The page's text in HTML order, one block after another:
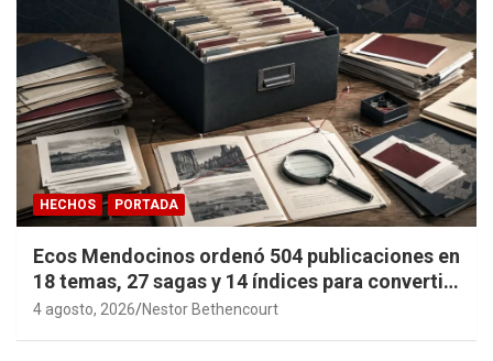
HECHOS PORTADA
Ecos Mendocinos ordenó 504 publicaciones en
18 temas, 27 sagas y 14 índices para convertir
años de investigación en memoria pública
4 agosto, 2026 Nestor Bethencourt